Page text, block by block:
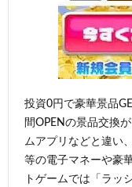
投資0円で豪華景品
間OPENの景品交換
ムアプリなどと違い
等の電子マネーや豪
トゲームでは「ラッ